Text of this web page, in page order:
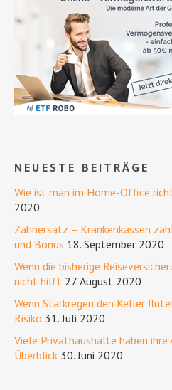
NEUESTE BEITRÄGE
Wie ist man im Home-Office
2020
Zahnersatz – Krankenkassen
und Bonus 18. September 2020
Wenn die bisherige
nicht hilft 27. August 2020
Wenn Starkregen den Keller
Risiko 31. Juli 2020
Viele Privathaushalte haben ihre
Überblick 30. Juni 2020